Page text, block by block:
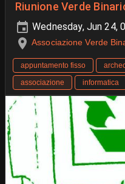
Riunione Verde
Wednesday, Jun 24,
Associazione Verde
appuntamento fisso
associazione
informatica